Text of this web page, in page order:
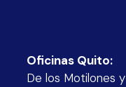
Oficinas Quito:
De los Motilones y